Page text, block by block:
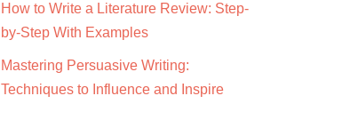
How to Write a Literature Review: Step-
by-Step With Examples
Mastering Persuasive Writing:
Techniques to Influence and Inspire